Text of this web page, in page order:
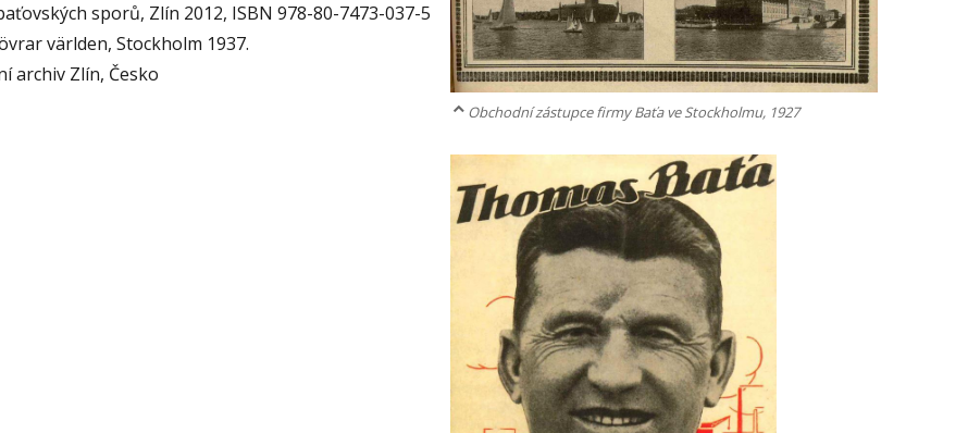
sporů, Zlín 2012, ISBN 978-80-7473-037-5
världen, Stockholm 1937.
archiv Zlín, Česko
Obchodní zástupce firmy Baťa ve Stockholmu, 1927